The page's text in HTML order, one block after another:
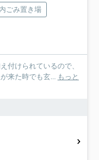
ごみ置き場
付けられているので、
来た時でも玄... もっと